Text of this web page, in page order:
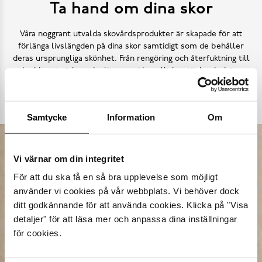
Samtycke Information Om
Vi värnar om din integritet
För att du ska få en så bra upplevelse som möjligt
använder vi cookies på vår webbplats. Vi behöver dock
ditt godkännande för att använda cookies. Klicka på "Visa
detaljer" för att läsa mer och anpassa dina inställningar
för cookies.
Ta hand om dina skor
Våra noggrant utvalda skovårdsprodukter är skapade för att
förlänga livslängden på dina skor samtidigt som de behåller
deras ursprungliga skönhet. Från rengöring och återfuktning till
skydd mot väder och slitage – vi har allt kan tänkas behöva.